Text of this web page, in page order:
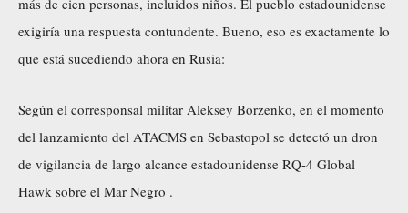
exigiría una respuesta contundente. Bueno, eso es exactamente lo
que está sucediendo ahora en Rusia:
Según el corresponsal militar Aleksey Borzenko, en el momento
del lanzamiento del ATACMS en Sebastopol se detectó un dron
de vigilancia de largo alcance estadounidense RQ-4 Global
Hawk sobre el Mar Negro .